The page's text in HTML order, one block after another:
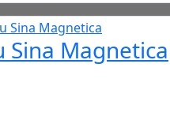
Magnetica